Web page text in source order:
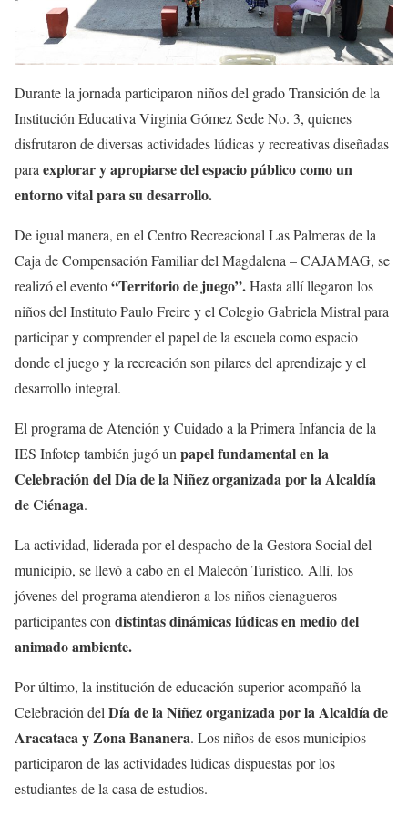
Durante la jornada participaron niños del grado Transición de la
Institución Educativa Virginia Gómez Sede No. 3, quienes
disfrutaron de diversas actividades lúdicas y recreativas diseñadas
para explorar y apropiarse del espacio público como un
entorno vital para su desarrollo.
De igual manera, en el Centro Recreacional Las Palmeras de la
Caja de Compensación Familiar del Magdalena – CAJAMAG, se
realizó el evento“Territorio de juego”.Hasta allí llegaron los
niños del Instituto Paulo Freire y el Colegio Gabriela Mistral para
participar y comprender el papel de la escuela como espacio
donde el juego y la recreación son pilares del aprendizaje y el
desarrollo integral.
El programa de Atención y Cuidado a la Primera Infancia de la
IES Infotep también jugó un papel fundamental en la
Celebración del Día de la Niñez organizada por la Alcaldía
de Ciénaga.
La actividad, liderada por el despacho de la Gestora Social del
municipio, se llevó a cabo en el Malecón Turístico. Allí, los
jóvenes del programa atendieron a los niños cienagueros
participantes con distintas dinámicas lúdicas en medio del
animado ambiente.
Por último, la institución de educación superior acompañó la
Celebración del Día de la Niñez organizada por la Alcaldía de
Aracataca y Zona Bananera. Los niños de esos municipios
participaron de las actividades lúdicas dispuestas por los
estudiantes de la casa de estudios.